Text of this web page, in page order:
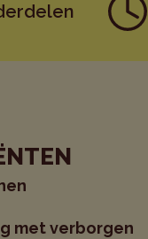
met verborgen